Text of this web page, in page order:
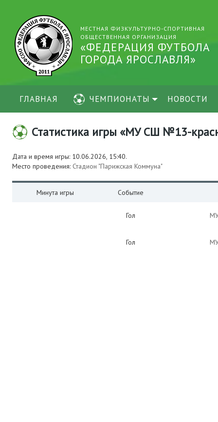
МЕСТНАЯ ФИЗКУЛЬТУРНО-СПОРТИВНАЯ
ОБЩЕСТВЕННАЯ ОРГАНИЗАЦИЯ
«ФЕДЕРАЦИЯ ФУТБОЛА
ГОРОДА ЯРОСЛАВЛЯ»
ГЛАВНАЯ ЧЕМПИОНАТЫ НОВОСТИ
Статистика игры «МУ СШ №13-
Дата и время игры: 10.06.2026, 15:40.
Место проведения: Стадион "Парижская Коммуна"
Минута игры Событие
Гол
Гол